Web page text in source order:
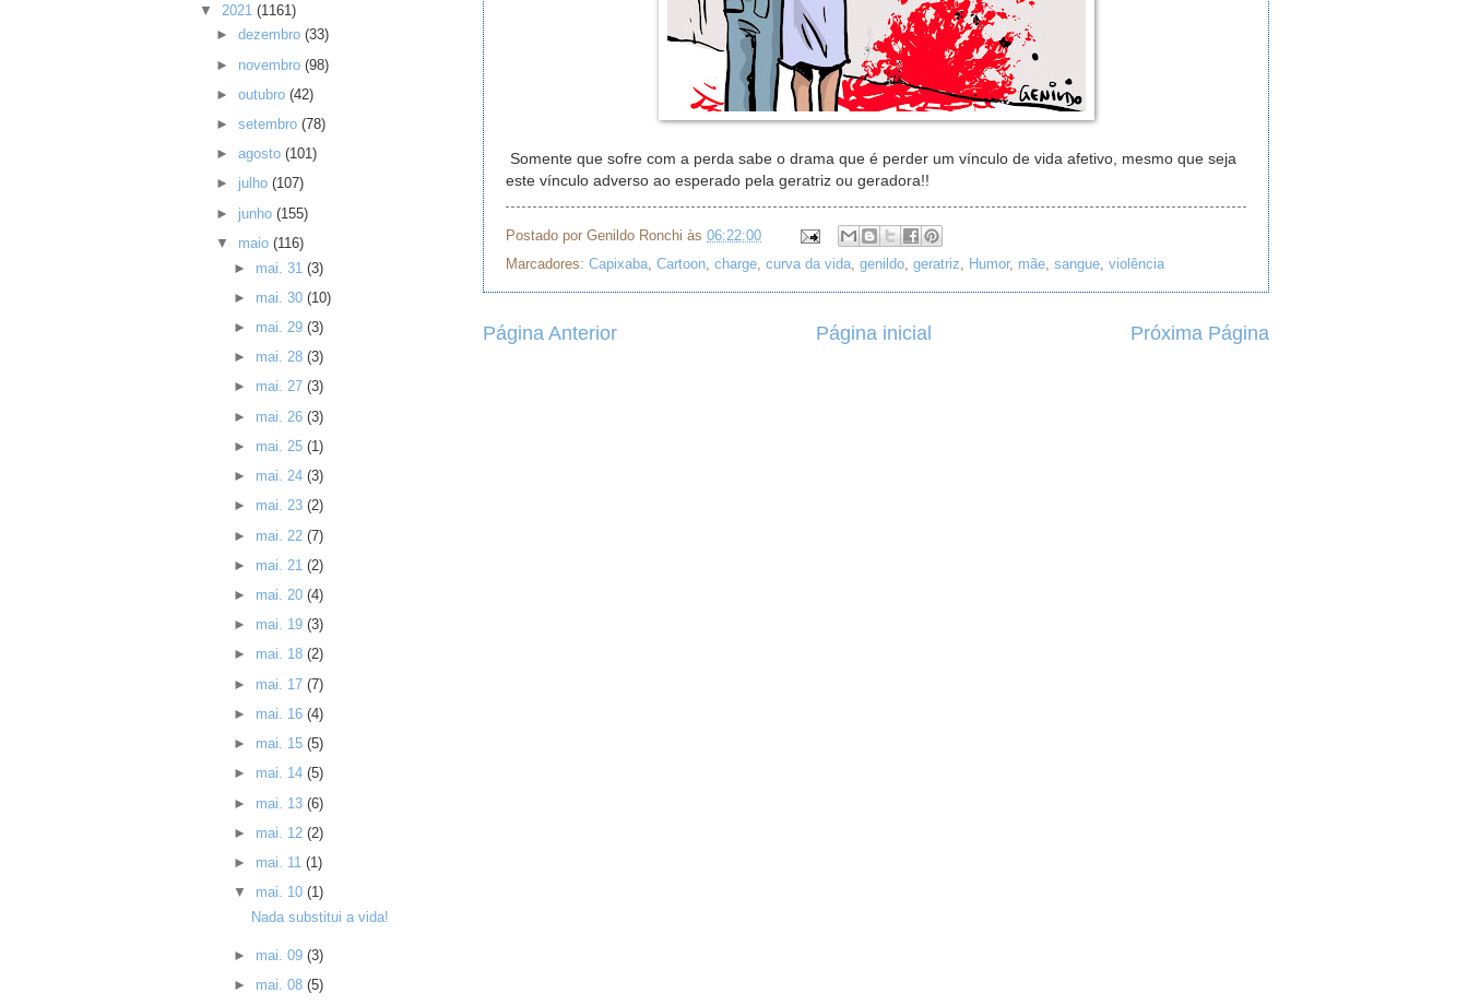
Somente que sofre com a perda sabe o drama que é perder um vínculo de vida afetivo, mesmo que seja
este vínculo adverso ao esperado pela geratriz ou geradora!!
Postado por Genildo Ronchi às 06:22:00
Marcadores: Capixaba, Cartoon, charge, curva da vida, genildo, geratriz, Humor, mãe, sangue, violência
Página Anterior Próxima Página
Página inicial
▼ 2021 (1161)
►dezembro(33)
► novembro(98)
►outubro(42)
►setembro(78)
►agosto(101)
► julho(107)
► junho(155)
▼ maio(116)
► mai. 31 (3)
► mai. 30 (10)
► mai. 29 (3)
► mai. 28 (3)
► mai. 27 (3)
► mai. 26 (3)
► mai. 25 (1)
► mai. 24 (3)
► mai. 23 (2)
► mai. 22 (7)
► mai. 21 (2)
► mai. 20 (4)
► mai. 19 (3)
► mai. 18 (2)
► mai. 17 (7)
► mai. 16 (4)
► mai. 15 (5)
► mai. 14 (5)
► mai. 13 (6)
► mai. 12 (2)
► mai. 11 (1)
▼ mai. 10 (1)
Nada substitui a vida!
► mai. 09 (3)
► mai. 08 (5)